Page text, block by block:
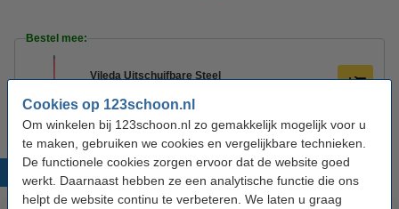
Cookies op 123schoon.nl
Om winkelen bij 123schoon.nl zo gemakkelijk mogelijk voor u
te maken, gebruiken we cookies en vergelijkbare technieken.
De functionele cookies zorgen ervoor dat de website goed
werkt. Daarnaast hebben ze een analytische functie die ons
helpt de website continu te verbeteren. We laten u graag
Bestel mee:
Vileda Uitschuifbare Steel
Populaire producten